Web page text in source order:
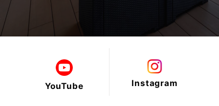
2025年1月
2024年12月
YouTube Instagram